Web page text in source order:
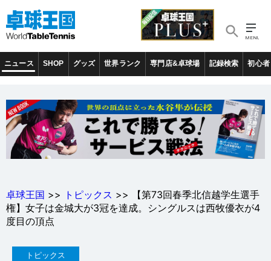
ニュース SHOP グッズ 世界ランク 専門店&卓球場 記録検索 初心者
卓球王国 >> トピックス >> 【第73回春季北信越学生選手
権】女子は金城大が3冠を達成。シングルスは西牧優衣が4
度目の頂点
トピックス